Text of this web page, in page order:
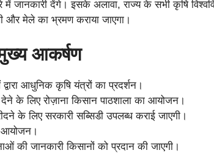
में जानकारी देंगे। इसके अलावा, राज्य के सभी कृषि
और मेले का भ्रमण कराया जाएगा।
आकर्षण
आधुनिक कृषि यंत्रों का प्रदर्शन।
के लिए रोज़ाना किसान पाठशाला का आयोजन।
के लिए सरकारी सब्सिडी उपलब्ध कराई जाएगी।
आयोजन।
की जानकारी किसानों को प्रदान की जाएगी।